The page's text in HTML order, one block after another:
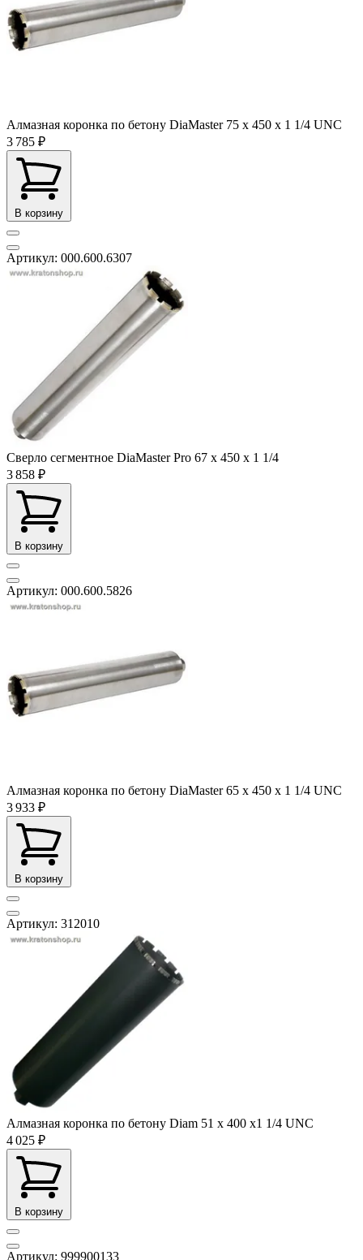
Алмазная коронка по бетону DiaMaster 75 х 450 х 1 1/4 UNC
3 785 ₽
В корзину
Артикул: 000.600.6307
Сверло сегментное DiaMaster Pro 67 х 450 х 1 1/4
3 858 ₽
В корзину
Артикул: 000.600.5826
Алмазная коронка по бетону DiaMaster 65 х 450 х 1 1/4 UNC
3 933 ₽
В корзину
Артикул: 312010
Алмазная коронка по бетону Diam 51 х 400 х1 1/4 UNC
4 025 ₽
В корзину
Артикул: 999900133